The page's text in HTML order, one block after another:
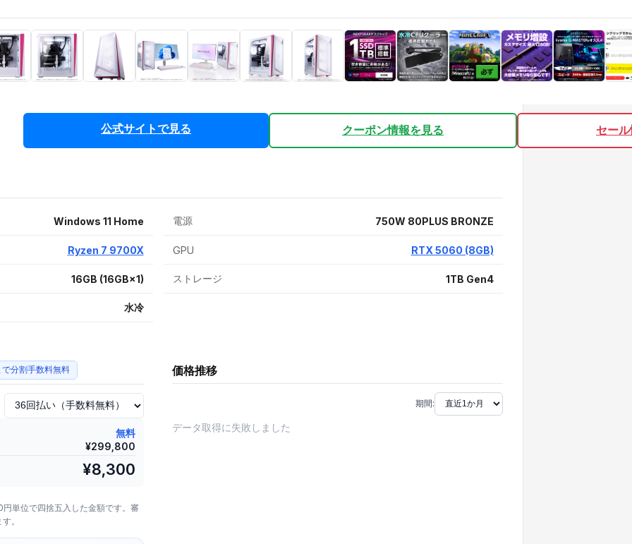
公式サイトで見る クーポン情報を見る セー
Windows 11 Home
Ryzen 7 9700X
16GB (16GB×1)
水冷
電源 750W 80PLUS BRONZE
GPU RTX 5060 (8GB)
ストレージ 1TB Gen4
分割手数料無料
無料
¥299,800
¥8,300
単位で四捨五入した金額です。審
。
価格推移
期間:
データ取得に失敗しました